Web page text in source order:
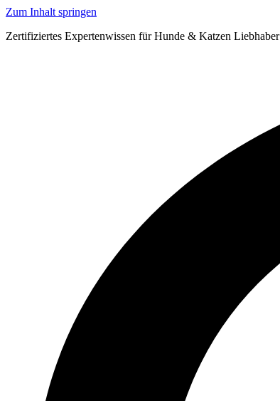
Zum Inhalt springen
Zertifiziertes Expertenwissen für Hunde & Katzen Liebhaber